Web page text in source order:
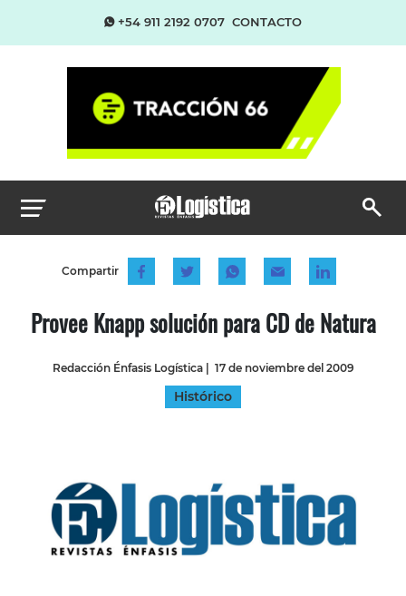
+54 911 2192 0707 CONTACTO
Compartir
Provee Knapp solución para CD de Natura
Redacción Énfasis Logística| 17 de noviembre del 2009
Histórico